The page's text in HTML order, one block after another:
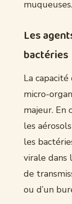
muqueuses.
Les
bactéries
La
micro-
majeur.
les
les
virale dans
de
ou d’un